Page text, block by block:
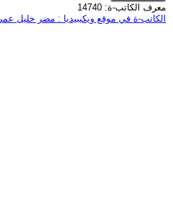
معرف الكاتب-ة: 14740
الكاتب-ة في موقع ويكيبيديا : مضر خليل عمر